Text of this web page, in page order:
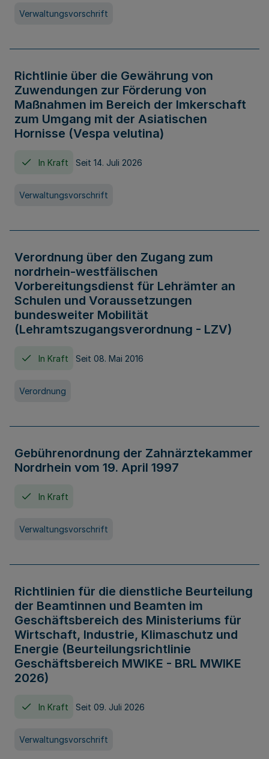
Verwaltungsvorschrift
Richtlinie über die Gewährung von
Zuwendungen zur Förderung von
Maßnahmen im Bereich der Imkerschaft
zum Umgang mit der Asiatischen
Hornisse (Vespa velutina)
In Kraft Seit 14. Juli 2026
Verwaltungsvorschrift
Verordnung über den Zugang zum
nordrhein-westfälischen
Vorbereitungsdienst für Lehrämter an
Schulen und Voraussetzungen
bundesweiter Mobilität
(Lehramtszugangsverordnung - LZV)
In Kraft Seit 08. Mai 2016
Verordnung
Gebührenordnung der Zahnärztekammer
Nordrhein vom 19. April 1997
In Kraft
Verwaltungsvorschrift
Richtlinien für die dienstliche Beurteilung
der Beamtinnen und Beamten im
Geschäftsbereich des Ministeriums für
Wirtschaft, Industrie, Klimaschutz und
Energie (Beurteilungsrichtlinie
Geschäftsbereich MWIKE - BRL MWIKE
2026)
In Kraft Seit 09. Juli 2026
Verwaltungsvorschrift